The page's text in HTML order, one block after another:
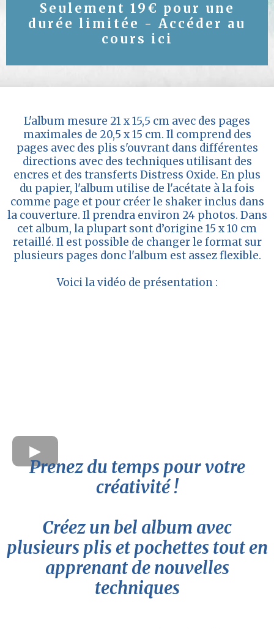
Seulement 19€ pour une
durée limitée - Accéder au
cours ici
L'album mesure 21 x 15,5 cm avec des pages
maximales de 20,5 x 15 cm. Il comprend des
pages avec des plis s'ouvrant dans différentes
directions avec des techniques utilisant des
encres et des transferts Distress Oxide. En plus
du papier, l'album utilise de l'acétate à la fois
comme page et pour créer le shaker inclus dans
la couverture. Il prendra environ 24 photos. Dans
cet album, la plupart sont d’origine 15 x 10 cm
retaillé. Il est possible de changer le format sur
plusieurs pages donc l'album est assez flexible.
Voici la vidéo de présentation :
Prenez du temps pour votre
créativité !
Créez un bel album avec
plusieurs plis et pochettes tout en
apprenant de nouvelles
techniques